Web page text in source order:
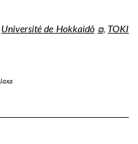
Université de Hokkaidô , TOKI
Jaxa